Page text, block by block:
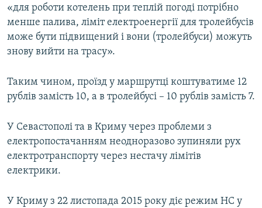
«для роботи котелень при теплій погоді потрібно
менше палива, ліміт електроенергії для тролейбусів
може бути підвищений і вони (тролейбуси) можуть
знову вийти на трасу».
Таким чином, проїзд у маршрутці коштуватиме 12
рублів замість 10, а в тролейбусі – 10 рублів замість 7.
У Севастополі та в Криму через проблеми з
електропостачанням неодноразово зупиняли рух
електротранспорту через нестачу лімітів
електрики.
У Криму з 22 листопада 2015 року діє режим НС у